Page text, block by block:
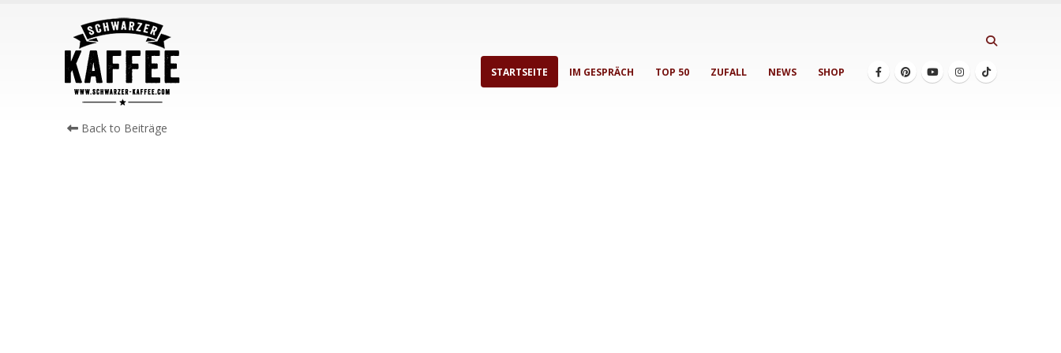
STARTSEITE IM GESPRÄCH TOP 50 ZUFALL NEWS SHOP
Back to Beiträge